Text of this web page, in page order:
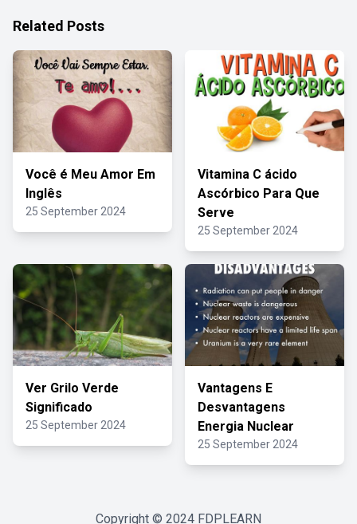
Related Posts
Você é Meu Amor Em
Inglês
25 September 2024
Vitamina C ácido
Ascórbico Para Que
Serve
25 September 2024
Ver Grilo Verde
Significado
25 September 2024
Vantagens E
Desvantagens
Energia Nuclear
25 September 2024
Copyright © 2024 FDPLEARN